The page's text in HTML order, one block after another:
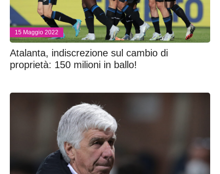
15 Maggio 2022
Atalanta, indiscrezione sul cambio di
proprietà: 150 milioni in ballo!